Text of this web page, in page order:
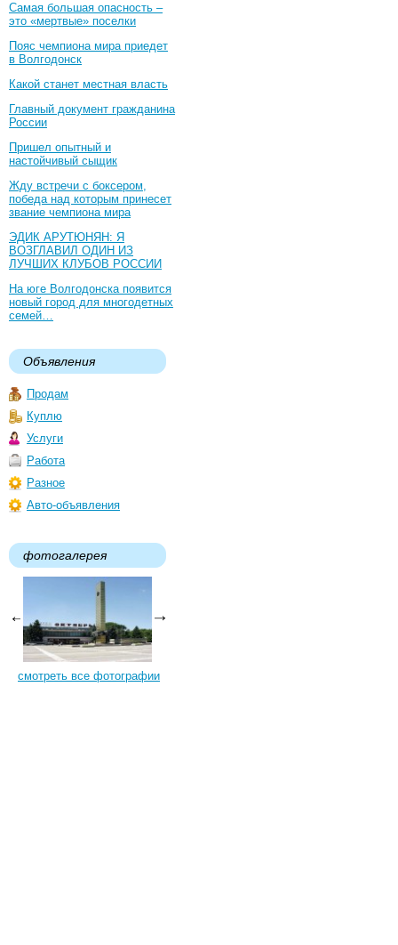
Самая большая опасность –
это «мертвые» поселки
Пояс чемпиона мира приедет
в Волгодонск
Какой станет местная власть
Главный документ гражданина
России
Пришел опытный и
настойчивый сыщик
Жду встречи с боксером,
победа над которым принесет
звание чемпиона мира
ЭДИК АРУТЮНЯН: Я
ВОЗГЛАВИЛ ОДИН ИЗ
ЛУЧШИХ КЛУБОВ РОССИИ
На юге Волгодонска появится
новый город для многодетных
семей…
Объявления
Продам
Куплю
Услуги
Работа
Разное
Авто-объявления
фотогалерея
смотреть все фотографии